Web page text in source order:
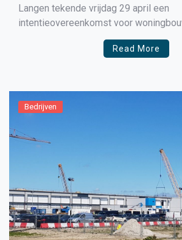
Langen tekende vrijdag 29 april een
intentieovereenkomst voor
sportveld Asonia in Andijk. Zij deed
Piet Konijn namens De Toekomst
Read More
Bedrijven